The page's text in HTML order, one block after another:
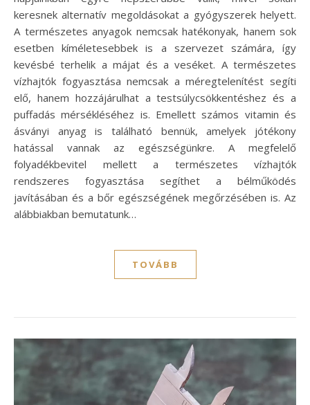
keresnek alternatív megoldásokat a gyógyszerek helyett.
A természetes anyagok nemcsak hatékonyak, hanem sok
esetben kíméletesebbek is a szervezet számára, így
kevésbé terhelik a májat és a veséket. A természetes
vízhajtók fogyasztása nemcsak a méregtelenítést segíti
elő, hanem hozzájárulhat a testsúlycsökkentéshez és a
puffadás mérsékléséhez is. Emellett számos vitamin és
ásványi anyag is található bennük, amelyek jótékony
hatással vannak az egészségünkre. A megfelelő
folyadékbevitel mellett a természetes vízhajtók
rendszeres fogyasztása segíthet a bélműködés
javításában és a bőr egészségének megőrzésében is. Az
alábbiakban bemutatunk…
TOVÁBB